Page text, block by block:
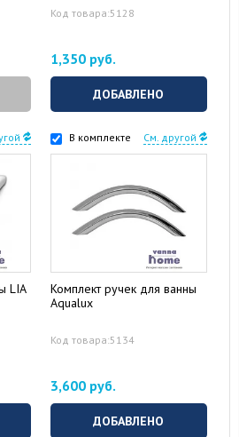
Код товара:5128
1,350 руб.
ДОБАВЛЕНО
LIA
В комплекте См. другой
Комплект ручек для ванны
Aqualux
Код товара:5134
3,600 руб.
ДОБАВЛЕНО